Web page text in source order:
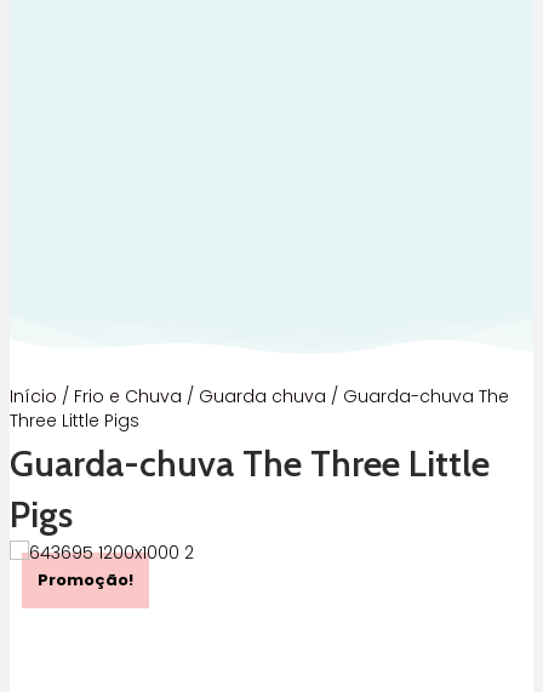
Início / Frio e Chuva / Guarda chuva / Guarda-chuva The
Three Little Pigs
Guarda-chuva The Three Little
Pigs
Promoção!